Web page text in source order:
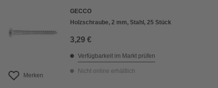
Merken
GECCO
Holzschraube, 2 mm, Stahl, 25 Stück
3,29 €
Verfügbarkeit im Markt prüfen
Nicht online erhältlich